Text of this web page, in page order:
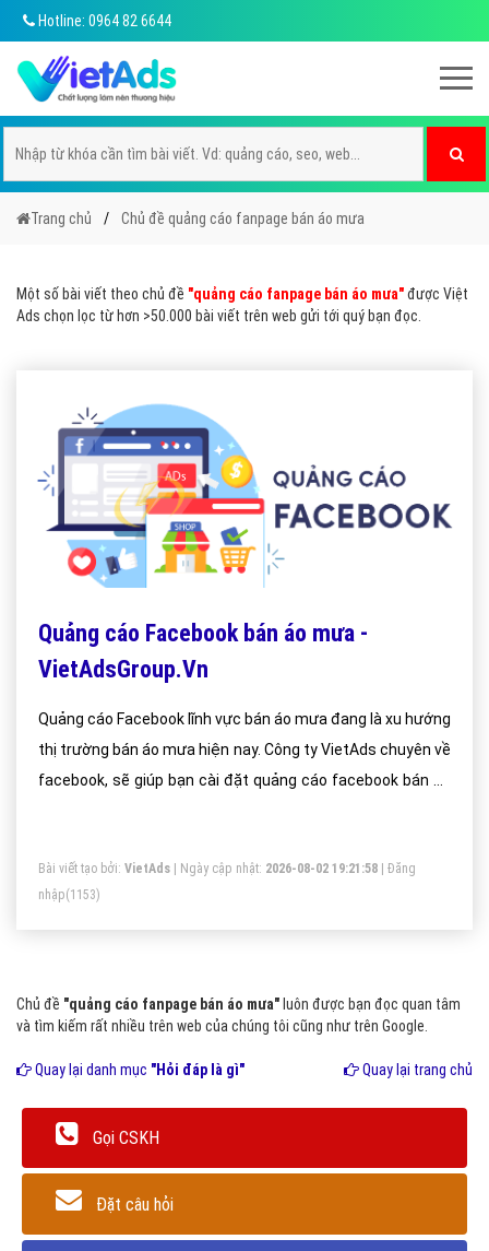
Hotline: 0964 82 6644
Trang chủ Chủ đề quảng cáo fanpage bán áo mưa
Một số bài viết theo chủ đề "quảng cáo fanpage bán áo mưa"được Việt
Ads chọn lọc từ hơn >50.000 bài viết trên web gửi tới quý bạn đọc.
Quảng cáo Facebook bán áo mưa -
VietAdsGroup.Vn
Quảng cáo Facebook lĩnh vực bán áo mưa đang là xu hướng
thị trường bán áo mưa hiện nay. Công ty VietAds chuyên về
facebook, sẽ giúp bạn cài đặt quảng cáo facebook bán áo
Bài viết tạo bởi: VietAds | Ngày cập nhật: 2026-08-02 19:21:58
Đăng
nhập(1153)
Chủ đề "quảng cáo fanpage bán áo mưa" luôn được bạn đọc quan tâm
và tìm kiếm rất nhiều trên web của chúng tôi cũng như trên Google.
Quay lại danh mục "Hỏi đáp là gì" Quay lại trang chủ
Gọi CSKH
Đặt câu hỏi